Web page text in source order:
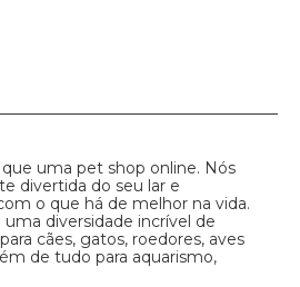
uma pet shop online. Nós
divertida do seu lar e
o que há de melhor na vida.
diversidade incrível de
cães, gatos, roedores, aves
de tudo para aquarismo,